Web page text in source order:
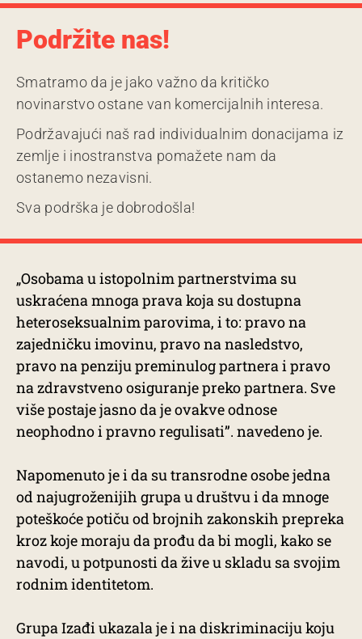
Podržite nas!
Smatramo da je jako važno da kritičko
novinarstvo ostane van komercijalnih interesa.
Podržavajući naš rad individualnim donacijama iz
zemlje i inostranstva pomažete nam da
ostanemo nezavisni.
Sva podrška je dobrodošla!
„Osobama u istopolnim partnerstvima su
uskraćena mnoga prava koja su dostupna
heteroseksualnim parovima, i to: pravo na
zajedničku imovinu, pravo na nasledstvo,
pravo na penziju preminulog partnera i pravo
na zdravstveno osiguranje preko partnera. Sve
više postaje jasno da je ovakve odnose
neophodno i pravno regulisati”. navedeno je.
Napomenuto je i da su transrodne osobe jedna
od najugroženijih grupa u društvu i da mnoge
poteškoće potiču od brojnih zakonskih prepreka
kroz koje moraju da prođu da bi mogli, kako se
navodi, u potpunosti da žive u skladu sa svojim
rodnim identitetom.
Grupa Izađi ukazala je i na diskriminaciju koju